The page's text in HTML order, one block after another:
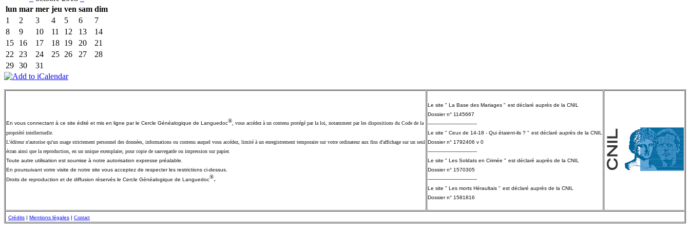
lun mar mer jeu ven sam dim
1
2 3 4 5 6
7
8
9 10 11 12 13
14
15
16 17 18 19 20
21
22 23 24 25 26 27
28
29 30 31
En vous connectant à ce site édité et mis en ligne par le Cercle Généalogique de Languedoc®, vous accédez à un contenu protégé par la loi, notamment par les dispositions du Code de la
propriété intellectuelle.
L'éditeur n'autorise qu'un usage strictement personnel des données, informations ou contenu auquel vous accédez, limité à un enregistrement temporaire sur votre ordinateur aux fins d'affichage sur un seul
écran ainsi que la reproduction, en un unique exemplaire, pour copie de sauvegarde ou impression sur papier.
Toute autre utilisation est soumise à notre autorisation expresse préalable.
En poursuivant votre visite de notre site vous acceptez de respecter les restrictions ci-dessus.
Droits de reproduction et de diffusion réservés le Cercle Généalogique de Languedoc®.
Le site " La Base des Mariages " est déclaré auprès de la CNIL
Dossier n° 1145667
--------------------------------
Le site " Ceux de 14-18 - Qui étaient-ils ? " est déclaré auprès de la CNIL
Dossier n° 1792406 v 0
--------------------------------
Le site " Les Soldats en Crimée " est déclaré auprès de la CNIL
Dossier n° 1570305
--------------------------------
Le site " Les morts Héraultais " est déclaré auprès de la CNIL
Dossier n° 1581816
Crédits Mentions légales Contact